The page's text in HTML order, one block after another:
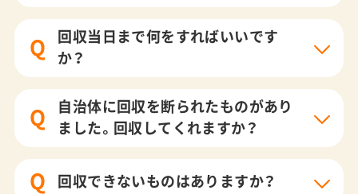
Q
回収当日まで何をすればいいです
か？
Q
自治体に回収を断られたものがあり
ました。回収してくれますか？
Q 回収できないものはありますか？